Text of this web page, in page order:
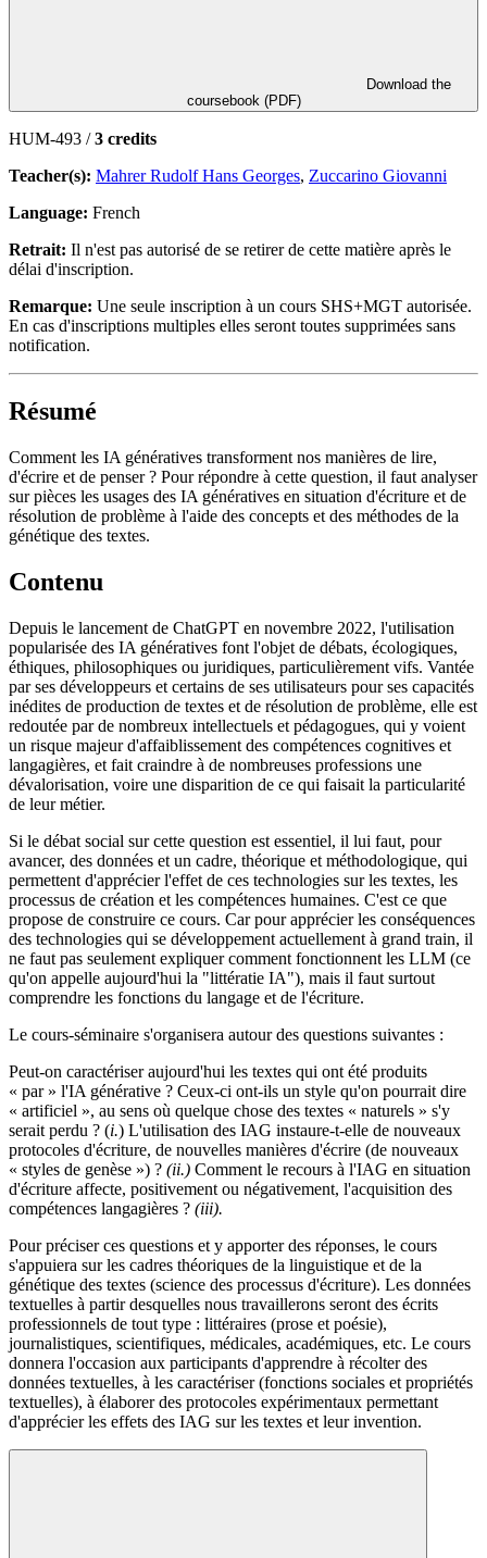
coursebook (PDF)
HUM-493 /3 credits
Teacher(s): Mahrer Rudolf Hans Georges, Zuccarino Giovanni
Language: French
Retrait: Il n'est pas autorisé de se retirer de cette matière après le
délai d'inscription.
Remarque: Une seule inscription à un cours SHS+MGT autorisée.
En cas d'inscriptions multiples elles seront toutes supprimées sans
notification.
Résumé
Comment les IA génératives transforment nos manières de lire,
d'écrire et de penser ? Pour répondre à cette question, il faut analyser
sur pièces les usages des IA génératives en situation d'écriture et de
résolution de problème à l'aide des concepts et des méthodes de la
génétique des textes.
Contenu
Depuis le lancement de ChatGPT en novembre 2022, l'utilisation
popularisée des IA génératives font l'objet de débats, écologiques,
éthiques, philosophiques ou juridiques, particulièrement vifs. Vantée
par ses développeurs et certains de ses utilisateurs pour ses capacités
inédites de production de textes et de résolution de problème, elle est
redoutée par de nombreux intellectuels et pédagogues, qui y voient
un risque majeur d'affaiblissement des compétences cognitives et
langagières, et fait craindre à de nombreuses professions une
dévalorisation, voire une disparition de ce qui faisait la particularité
de leur métier.
Si le débat social sur cette question est essentiel, il lui faut, pour
avancer, des données et un cadre, théorique et méthodologique, qui
permettent d'apprécier l'effet de ces technologies sur les textes, les
processus de création et les compétences humaines. C'est ce que
propose de construire ce cours. Car pour apprécier les conséquences
des technologies qui se développement actuellement à grand train, il
ne faut pas seulement expliquer comment fonctionnent les LLM (ce
qu'on appelle aujourd'hui la "littératie IA"), mais il faut surtout
comprendre les fonctions du langage et de l'écriture.
Le cours-séminaire s'organisera autour des questions suivantes :
Peut-on caractériser aujourd'hui les textes qui ont été produits
« par » l'IA générative ? Ceux-ci ont-ils un style qu'on pourrait dire
« artificiel », au sens où quelque chose des textes « naturels » s'y
serait perdu ? (i.) L'utilisation des IAG instaure-t-elle de nouveaux
protocoles d'écriture, de nouvelles manières d'écrire (de nouveaux
« styles de genèse ») ? (ii.) Comment le recours à l'IAG en situation
d'écriture affecte, positivement ou négativement, l'acquisition des
compétences langagières ? (iii).
Pour préciser ces questions et y apporter des réponses, le cours
s'appuiera sur les cadres théoriques de la linguistique et de la
génétique des textes (science des processus d'écriture). Les données
textuelles à partir desquelles nous travaillerons seront des écrits
professionnels de tout type : littéraires (prose et poésie),
journalistiques, scientifiques, médicales, académiques, etc. Le cours
donnera l'occasion aux participants d'apprendre à récolter des
données textuelles, à les caractériser (fonctions sociales et propriétés
textuelles), à élaborer des protocoles expérimentaux permettant
d'apprécier les effets des IAG sur les textes et leur invention.